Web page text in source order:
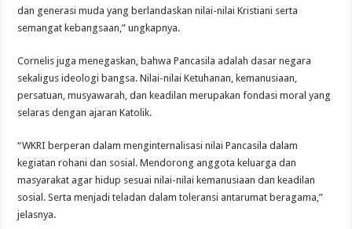
dan generasi muda yang berlandaskan nilai-nilai Kristiani serta
semangat kebangsaan,” ungkapnya.
Cornelis juga menegaskan, bahwa Pancasila adalah dasar negara
sekaligus ideologi bangsa. Nilai-nilai Ketuhanan, kemanusiaan,
persatuan, musyawarah, dan keadilan merupakan fondasi moral yang
selaras dengan ajaran Katolik.
“WKRI berperan dalam menginternalisasi nilai Pancasila dalam
kegiatan rohani dan sosial. Mendorong anggota keluarga dan
masyarakat agar hidup sesuai nilai-nilai kemanusiaan dan keadilan
sosial. Serta menjadi teladan dalam toleransi antarumat beragama,”
jelasnya.